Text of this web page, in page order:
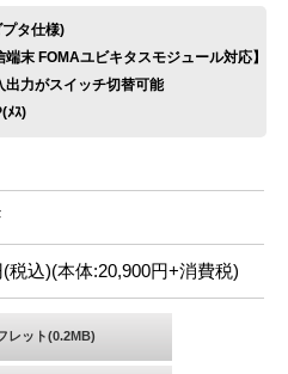
タ仕様)
末 FOMAユビキタスモジュール対応】
力がスイッチ切替可能
ﾒｽ)
(税込)(本体:20,900円+消費税)
レット(0.2MB)